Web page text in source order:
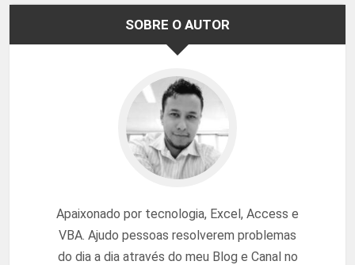
SOBRE O AUTOR
Apaixonado por tecnologia, Excel, Access e
VBA. Ajudo pessoas resolverem problemas
do dia a dia através do meu Blog e Canal no